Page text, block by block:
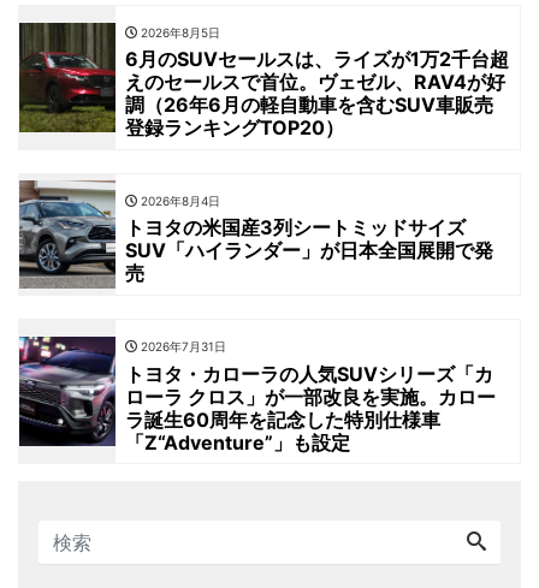
2026年8月5日
6月のSUVセールスは、ライズが1万2千台超
えのセールスで首位。ヴェゼル、RAV4が好
調（26年6月の軽自動車を含むSUV車販売
登録ランキングTOP20）
2026年8月4日
トヨタの米国産3列シートミッドサイズ
SUV「ハイランダー」が日本全国展開で発
売
2026年7月31日
トヨタ・カローラの人気SUVシリーズ「カ
ローラ クロス」が一部改良を実施。カロー
ラ誕生60周年を記念した特別仕様車
「Z“Adventure”」も設定